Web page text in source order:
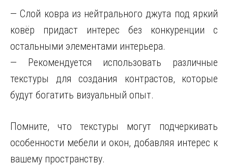
— Слой ковра из нейтрального джута под яркий
ковёр придаст интерес без конкуренции с
остальными элементами интерьера.
— Рекомендуется использовать различные
текстуры для создания контрастов, которые
будут богатить визуальный опыт.
Помните, что текстуры могут подчеркивать
особенности мебели и окон, добавляя интерес к
вашему пространству.